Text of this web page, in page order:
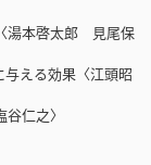
湯本啓太郎 見尾保
える効果〈江頭昭
仁之〉